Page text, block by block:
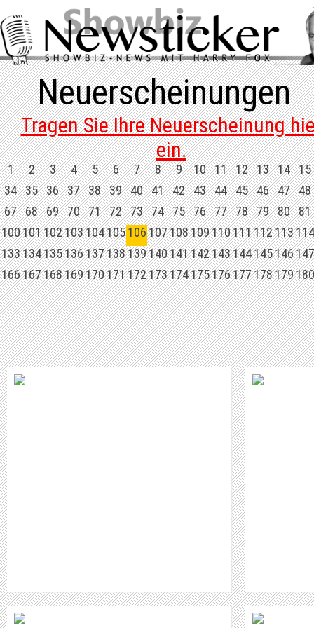
Neuerscheinungen
Tragen Sie Ihre Neuerscheinung
ein.
1 2 3 4 5 6 7 8 9 10 11 12 13 14 15
34 35 36 37 38 39 40 41 42 43 44 45 46 47 48
67 68 69 70 71 72 73 74 75 76 77 78 79 80 81
100101102103104105 106107108109110111112113114
133134135136137138139140141142143144145146147
166167168169170171172173174175176177178179180
UNSAGBAR FREI - DIE NEUE SINGLE